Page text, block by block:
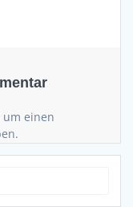
um einen